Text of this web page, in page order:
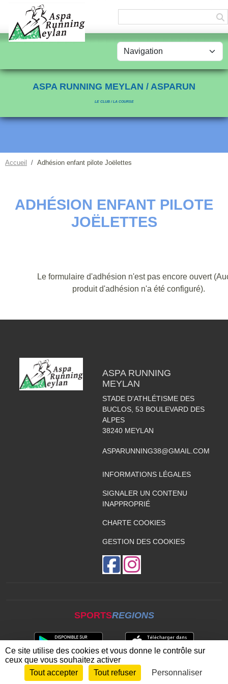
ASPA RUNNING MEYLAN / ASPARUN
LE CLUB / LA COURSE
Accueil Adhésion enfant pilote Joëlettes
ADHÉSION ENFANT PILOTE
JOËLETTES
Le formulaire d'adhésion n'est pas encore ouvert
produit d'adhésion n'a été configuré).
ASPA RUNNING
MEYLAN
STADE D'ATHLÉTISME DES
BUCLOS, 53 BOULEVARD DES
ALPES
38240 MEYLAN
ASPARUNNING38@GMAIL.COM
INFORMATIONS LÉGALES
SIGNALER UN CONTENU
INAPPROPRIÉ
CHARTE COOKIES
GESTION DES COOKIES
SPORTSREGIONS
Envie de participer ? CONNEXION
Panneau de gestion des cookies
Ce site utilise des cookies et vous donne le contrôle sur
ceux que vous souhaitez activer
Tout accepter
Tout refuser Personnaliser